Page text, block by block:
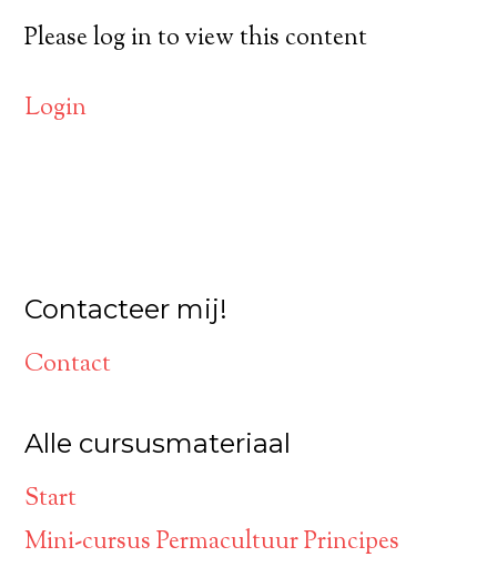
Please log in to view this content
Login
Contacteer mij!
Contact
Alle cursusmateriaal
Start
Mini-cursus Permacultuur Principes